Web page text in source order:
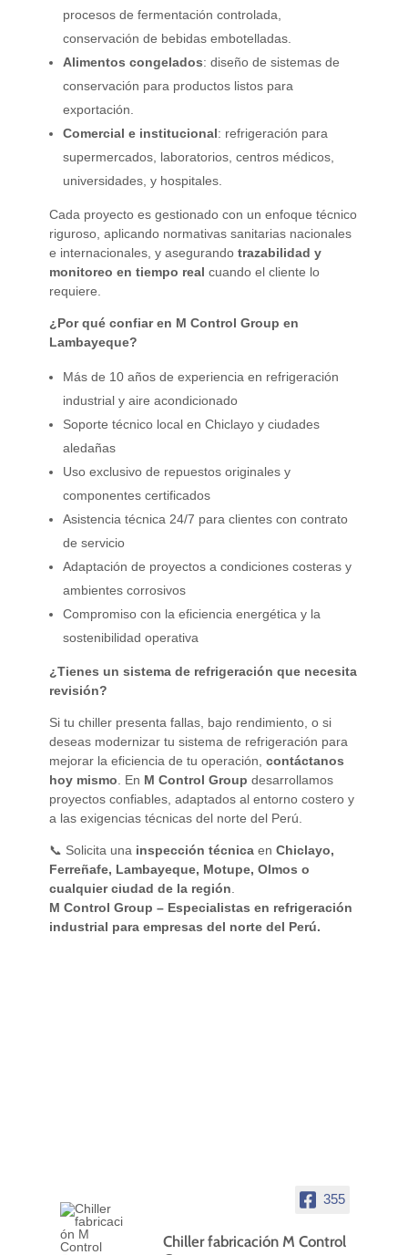
procesos de fermentación controlada,
conservación de bebidas embotelladas.
Alimentos congelados: diseño de sistemas de
conservación para productos listos para
exportación.
Comercial e institucional: refrigeración para
supermercados, laboratorios, centros médicos,
universidades, y hospitales.
Cada proyecto es gestionado con un enfoque técnico
riguroso, aplicando normativas sanitarias nacionales
e internacionales, y asegurando trazabilidad y
monitoreo en tiempo real cuando el cliente lo
requiere.
¿Por qué confiar en M Control Group en
Lambayeque?
Más de 10 años de experiencia en refrigeración
industrial y aire acondicionado
Soporte técnico local en Chiclayo y ciudades
aledañas
Uso exclusivo de repuestos originales y
componentes certificados
Asistencia técnica 24/7 para clientes con contrato
de servicio
Adaptación de proyectos a condiciones costeras y
ambientes corrosivos
Compromiso con la eficiencia energética y la
sostenibilidad operativa
¿Tienes un sistema de refrigeración que necesita
revisión?
Si tu chiller presenta fallas, bajo rendimiento, o si
deseas modernizar tu sistema de refrigeración para
mejorar la eficiencia de tu operación, contáctanos
hoy mismo . En M Control Group desarrollamos
proyectos confiables, adaptados al entorno costero y
a las exigencias técnicas del norte del Perú.
📞 Solicita una inspección técnicaen Chiclayo,
Ferreñafe, Lambayeque, Motupe, Olmos o
cualquier ciudad de la región
M Control Group – Especialistas en refrigeración
industrial para empresas del norte del Perú.
355
Chiller fabricación M Control